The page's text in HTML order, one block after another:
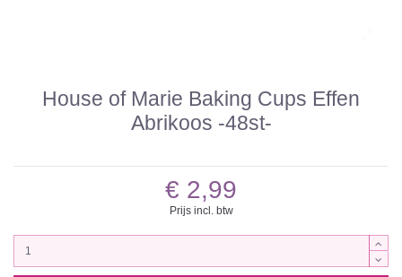
House of Marie Baking Cups Effen
Abrikoos -48st-
€ 2,99
Prijs incl. btw